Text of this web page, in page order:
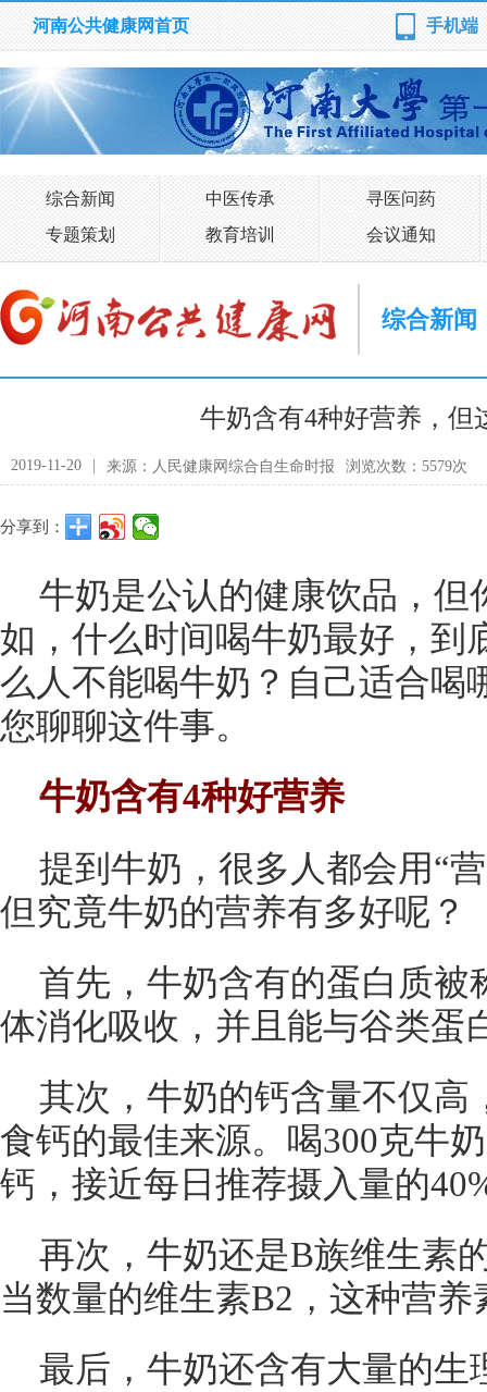
河南公共健康网首页 手机端
综合新闻 中医传承
寻医问药
专题策划
教育培训 会议通知
综合新闻
牛奶含有4种好营养，但
2019-11-20 来源：人民健康网综合自生命时报 浏览次数：5579次
分享到：
牛奶是公认的健康饮品，但
如，什么时间喝牛奶最好，到
么人不能喝牛奶？自己适合喝
您聊聊这件事。
牛奶含有4种好营养
提到牛奶，很多人都会用“
但究竟牛奶的营养有多好呢？
首先，牛奶含有的蛋白质被
体消化吸收，并且能与谷类蛋
其次，牛奶的钙含量不仅高
食钙的最佳来源。喝300克牛
钙，接近每日推荐摄入量的
再次，牛奶还是B族维生素
当数量的维生素B2，这种营
最后，牛奶还含有大量的生